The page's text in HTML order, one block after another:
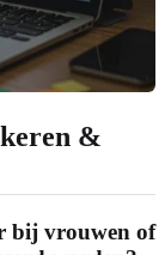
&
bij vrouwen of